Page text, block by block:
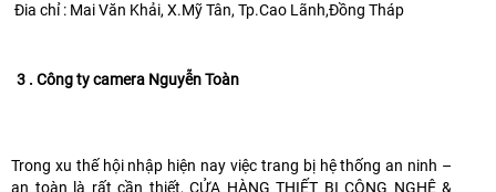
Đia chỉ : Mai Văn Khải, X.Mỹ Tân, Tp.Cao Lãnh,Đồng Tháp
3 . Công ty camera Nguyễn Toàn
Trong xu thế hội nhập hiện nay việc trang bị hệ thống an ninh –
an toàn là rất cần thiết, CỬA HÀNG THIẾT BỊ CÔNG NGHỆ &